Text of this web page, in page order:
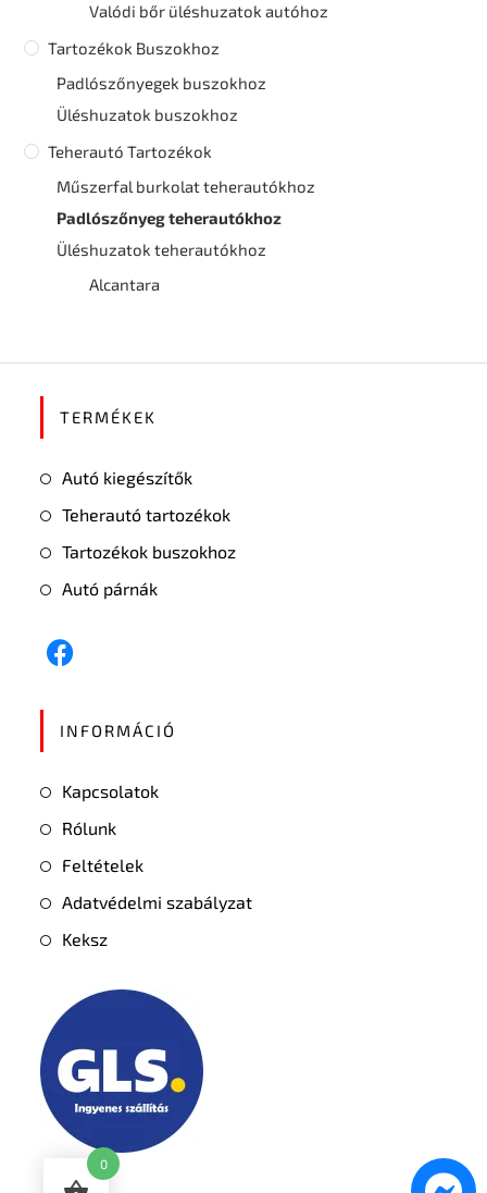
Valódi bőr üléshuzatok autóhoz
Tartozékok Buszokhoz
Padlószőnyegek buszokhoz
Üléshuzatok buszokhoz
Teherautó Tartozékok
Műszerfal burkolat teherautókhoz
Padlószőnyeg teherautókhoz
Üléshuzatok teherautókhoz
Alcantara
TERMÉKEK
Autó kiegészítők
Teherautó tartozékok
Tartozékok buszokhoz
Autó párnák
INFORMÁCIÓ
Kapcsolatok
Rólunk
Feltételek
Adatvédelmi szabályzat
Keksz
0